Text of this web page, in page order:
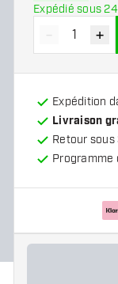
Expédié sous
Diminuer la
- +
Expédition
Livraison
Retour
Programme